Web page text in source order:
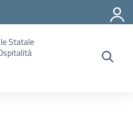
Statale